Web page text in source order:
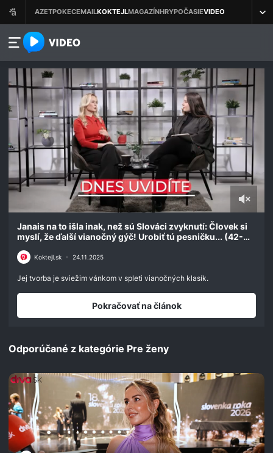
azet.video.sk
seconds
minutes,
seconds
Janais na to išla inak, než sú Slováci zvyknutí: Človek si
myslí, že ďalší vianočný gýč! Urobiť tú pesničku... (42-
Koktejl.sk • 24.11.2025
Jej tvorba je sviežim vánkom v spleti vianočných klasík.
Pokračovať na článok
Odporúčané z kategórie Pre ženy